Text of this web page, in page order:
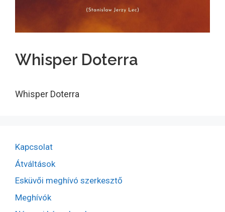
Whisper Doterra
Whisper Doterra
Kapcsolat
Átváltások
Esküvői meghívó szerkesztő
Meghívók